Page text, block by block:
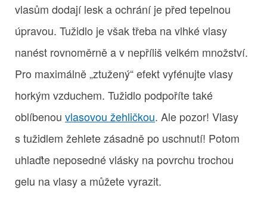
vlasům dodají lesk a ochrání je před tepelnou
úpravou. Tužidlo je však třeba na vlhké vlasy
nanést rovnoměrně a v nepříliš velkém množství.
Pro maximálně „ztužený“ efekt vyfénujte vlasy
horkým vzduchem. Tužidlo podpoříte také
oblíbenou vlasovou žehličkou. Ale pozor! Vlasy
s tužidlem žehlete zásadně po uschnutí! Potom
uhlaďte neposedné vlásky na povrchu trochou
gelu na vlasy a můžete vyrazit.